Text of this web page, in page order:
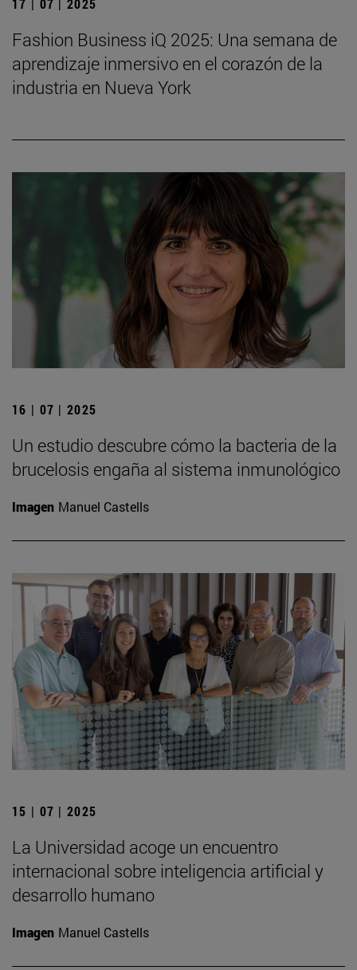
17 | 07 | 2025
Fashion Business iQ 2025: Una semana de
aprendizaje inmersivo en el corazón de la
industria en Nueva York
16 | 07 | 2025
Un estudio descubre cómo la bacteria de la
brucelosis engaña al sistema inmunológico
Imagen Manuel Castells
15 | 07 | 2025
La Universidad acoge un encuentro
internacional sobre inteligencia artificial y
desarrollo humano
Imagen Manuel Castells